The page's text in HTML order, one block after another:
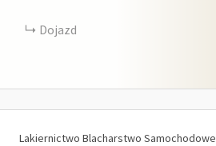
Dojazd
Lakiernictwo Blacharstwo Samochodowe